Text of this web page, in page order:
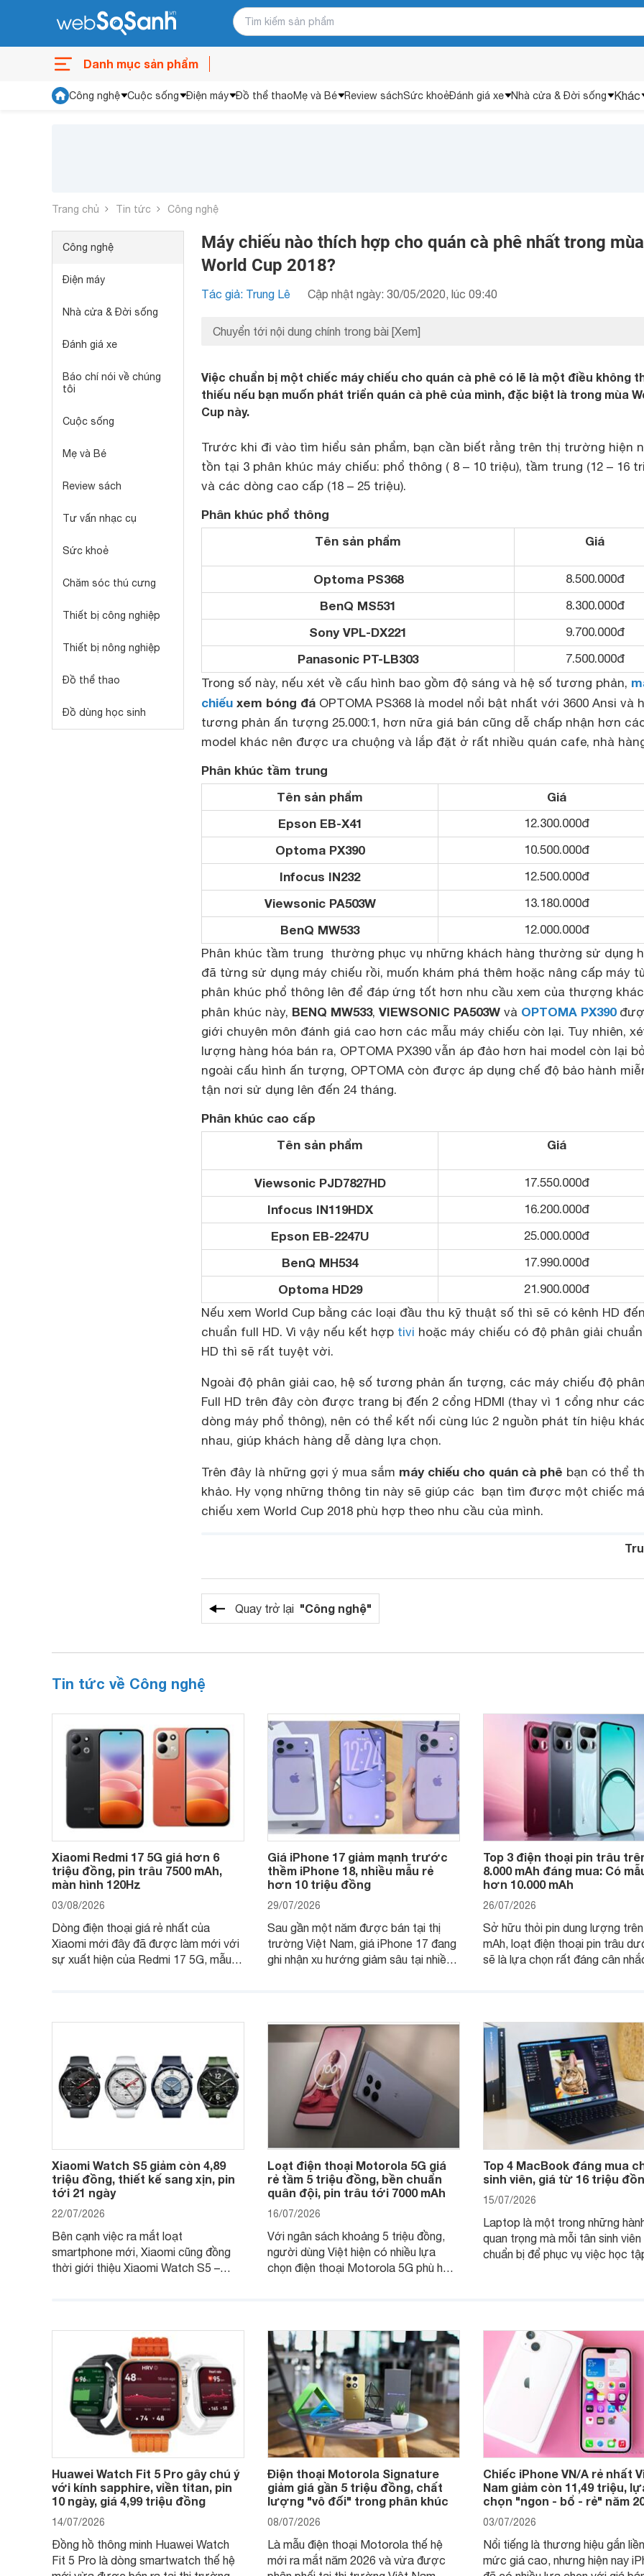
Danh mục sản phẩm
Công nghệ Cuộc sống Điện máy Đồ thể thaoMẹ và Bé Review sáchSức khoẻĐánh giá xe Nhà cửa & Đời sống Khác
Trang chủ Tin tức Công nghệ
Công nghệ
Điện máy
Nhà cửa & Đời sống
Đánh giá xe
Báo chí nói về chúng
tôi
Cuộc sống
Mẹ và Bé
Review sách
Tư vấn nhạc cụ
Sức khoẻ
Chăm sóc thú cưng
Thiết bị công nghiệp
Thiết bị nông nghiệp
Đồ thể thao
Đồ dùng học sinh
Máy chiếu nào thích hợp cho quán cà phê nhất trong mùa
World Cup 2018?
Tác giả: Trung Lê Cập nhật ngày: 30/05/2020, lúc 09:40
Chuyển tới nội dung chính trong bài [Xem]
Việc chuẩn bị một chiếc máy chiếu cho quán cà phê có lẽ là một điều không
thiếu nếu bạn muốn phát triển quán cà phê của mình, đặc biệt là trong mùa
Cup này.
Trước khi đi vào tìm hiểu sản phẩm, bạn cần biết rằng trên thị trường hiện
tồn tại 3 phân khúc máy chiếu: phổ thông ( 8 – 10 triệu), tầm trung (12 – 16
và các dòng cao cấp (18 – 25 triệu).
Phân khúc phổ thông
Tên sản phẩm
Giá
Optoma PS368 8.500.000đ
BenQ MS531 8.300.000đ
Sony VPL-DX221 9.700.000đ
Panasonic PT-LB303
7.500.000đ
Trong số này, nếu xét về cấu hình bao gồm độ sáng và hệ số tương phản,
chiếu xem bóng đá OPTOMA PS368 là model nổi bật nhất với 3600 Ansi và
tương phản ấn tượng 25.000:1, hơn nữa giá bán cũng dễ chấp nhận hơn
model khác nên được ưa chuộng và lắp đặt ở rất nhiều quán cafe, nhà
Phân khúc tầm trung
Tên sản phẩm
Giá
Epson EB-X41
12.300.000đ
Optoma PX390 10.500.000đ
Infocus IN232 12.500.000đ
Viewsonic PA503W 13.180.000đ
BenQ MW533
12.000.000đ
Phân khúc tầm trung thường phục vụ những khách hàng thường sử dụng
đã từng sử dụng máy chiếu rồi, muốn khám phá thêm hoặc nâng cấp máy
phân khúc phổ thông lên để đáp ứng tốt hơn nhu cầu xem của thượng
phân khúc này, BENQ MW533, VIEWSONIC PA503W và OPTOMA PX390
giới chuyên môn đánh giá cao hơn các mẫu máy chiếu còn lại. Tuy nhiên,
lượng hàng hóa bán ra, OPTOMA PX390 vẫn áp đảo hơn hai model còn lại
ngoài cấu hình ấn tượng, OPTOMA còn được áp dụng chế độ bảo hành
tận nơi sử dụng lên đến 24 tháng.
Phân khúc cao cấp
Tên sản phẩm
Giá
Viewsonic PJD7827HD 17.550.000đ
Infocus IN119HDX 16.200.000đ
Epson EB-2247U 25.000.000đ
BenQ MH534 17.990.000đ
Optoma HD29
21.900.000đ
Nếu xem World Cup bằng các loại đầu thu kỹ thuật số thì sẽ có kênh HD đến
chuẩn full HD. Vì vậy nếu kết hợp tivi hoặc máy chiếu có độ phân giải chuẩn
HD thì sẽ rất tuyệt vời.
Ngoài độ phân giải cao, hệ số tương phản ấn tượng, các máy chiếu độ
Full HD trên đây còn được trang bị đến 2 cổng HDMI (thay vì 1 cổng như các
dòng máy phổ thông), nên có thể kết nối cùng lúc 2 nguồn phát tín hiệu
nhau, giúp khách hàng dễ dàng lựa chọn.
Trên đây là những gợi ý mua sắm máy chiếu cho quán cà phê bạn có thể
khảo. Hy vọng những thông tin này sẽ giúp các bạn tìm được một chiếc
chiếu xem World Cup 2018 phù hợp theo nhu cầu của mình.
Quay trở lại "Công nghệ"
Tin tức về Công nghệ
Xiaomi Redmi 17 5G giá hơn 6
triệu đồng, pin trâu 7500 mAh,
màn hình 120Hz
03/08/2026
Dòng điện thoại giá rẻ nhất của
Xiaomi mới đây đã được làm mới với
sự xuất hiện của Redmi 17 5G, mẫu
Giá iPhone 17 giảm mạnh trước
thềm iPhone 18, nhiều mẫu rẻ
hơn 10 triệu đồng
29/07/2026
Sau gần một năm được bán tại thị
trường Việt Nam, giá iPhone 17 đang
ghi nhận xu hướng giảm sâu tại nhiều
Top 3 điện thoại pin trâu
8.000 mAh đáng mua: Có
hơn 10.000 mAh
26/07/2026
Sở hữu thỏi pin dung lượng
mAh, loạt điện thoại pin trâu
sẽ là lựa chọn rất đáng cân
Xiaomi Watch S5 giảm còn 4,89
triệu đồng, thiết kế sang xịn, pin
tới 21 ngày
22/07/2026
Bên cạnh việc ra mắt loạt
smartphone mới, Xiaomi cũng đồng
thời giới thiệu Xiaomi Watch S5 –
Loạt điện thoại Motorola 5G giá
rẻ tầm 5 triệu đồng, bền chuẩn
quân đội, pin trâu tới 7000 mAh
16/07/2026
Với ngân sách khoảng 5 triệu đồng,
người dùng Việt hiện có nhiều lựa
chọn điện thoại Motorola 5G phù hợp
Top 4 MacBook đáng mua
sinh viên, giá từ 16 triệu
15/07/2026
Laptop là một trong những
quan trọng mà mỗi tân sinh
chuẩn bị để phục vụ việc học
MacBook đáng cân nhắc dành
tân sinh viên.
Huawei Watch Fit 5 Pro gây chú ý
với kính sapphire, viền titan, pin
10 ngày, giá 4,99 triệu đồng
14/07/2026
Đồng hồ thông minh Huawei Watch
Fit 5 Pro là dòng smartwatch thế hệ
Điện thoại Motorola Signature
giảm giá gần 5 triệu đồng, chất
lượng "vô đối" trong phân khúc
08/07/2026
Là mẫu điện thoại Motorola thế hệ
mới ra mắt năm 2026 và vừa được
Chiếc iPhone VN/A rẻ nhất
Nam giảm còn 11,49 triệu,
chọn "ngon - bổ - rẻ" năm
03/07/2026
Nổi tiếng là thương hiệu gắn
mức giá cao, nhưng hiện nay